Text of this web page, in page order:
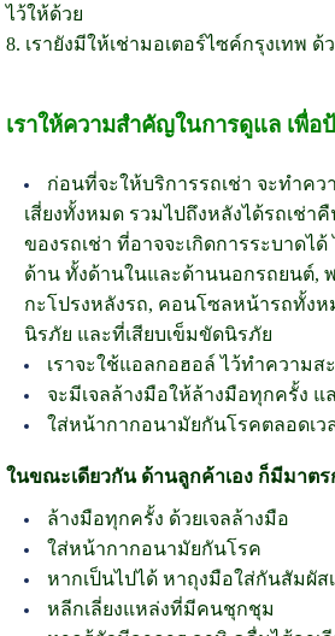
ไว้ให้ด้วย
8. เรายังมีให้เช่ามอเตอร์ไซค์กรุงเทพ ด้
เราให้ความสำคัญในการดูแล เพื่อ
ก่อนที่จะให้บริการรถเช่า จะทำค
เสี่ยงทั้งหมด รวมไปถึงหลังได้รถเช่า
ของรถเช่า ที่อาจจะเกิดการระบาดไ
ด้าน ทั้งด้านในและด้านนอกรถยนต์,
กะโปรงหลังรถ, คอนโซลหน้ารถทั้งห
นิรภัย และที่เสียบเข็มขัดนิรภัย
เราจะใช้แอลกอฮอล์ ไว้ทำความส
จะมีเจลล้างมือให้ล้างมือทุกครั้ง
ใส่หน้ากากอนามัยกันโรคตลอดเว
ในขณะเดียวกัน ด้านลูกค้าเอง ก็มีมาต
ล้างมือทุกครั้ง ด้วยเจลล้างมือ
ใส่หน้ากากอนามัยกันโรค
หากเป็นไปได้ หาถุงมือใส่กันสัมผัส
หลีกเลี่ยงแหล่งที่มีคนชุกชุม